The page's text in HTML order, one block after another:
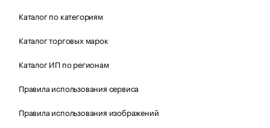
Каталог по категориям
Каталог торговых марок
Каталог ИП по регионам
Правила использования сервиса
Правила использования изображений